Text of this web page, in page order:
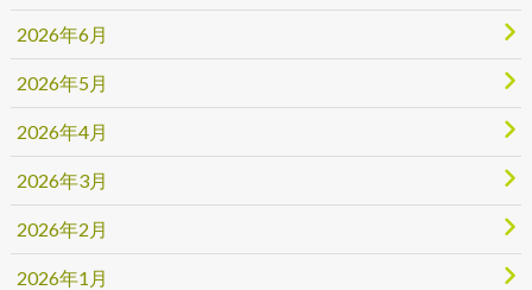
2026年6月
2026年5月
2026年4月
2026年3月
2026年2月
2026年1月